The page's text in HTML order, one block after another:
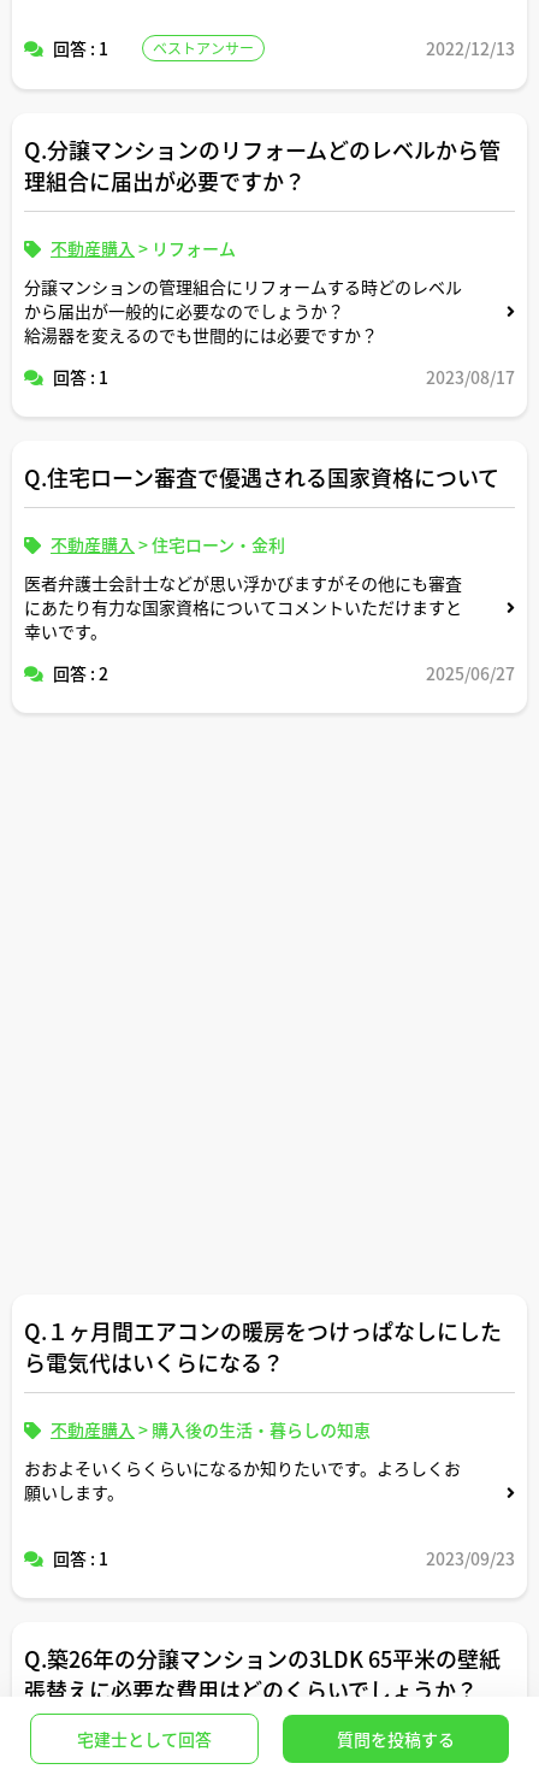
回答 : 1 ベストアンサー 2022/12/13
Q.分譲マンションのリフォームどのレベルから管
理組合に届出が必要ですか？
不動産購入 > リフォーム
分譲マンションの管理組合にリフォームする時どのレベル
から届出が一般的に必要なのでしょうか？
給湯器を変えるのでも世間的には必要ですか？
回答 : 1
2023/08/17
Q.住宅ローン審査で優遇される国家資格について
不動産購入 >住宅ローン・金利
医者弁護士会計士などが思い浮かびますがその他にも審査
にあたり有力な国家資格についてコメントいただけますと
幸いです。
回答 : 2
2025/06/27
Q.１ヶ月間エアコンの暖房をつけっぱなしにした
ら電気代はいくらになる？
不動産購入 > 購入後の生活・暮らしの知恵
おおよそいくらくらいになるか知りたいです。よろしくお
願いします。
回答 : 1 2023/09/23
Q.築26年の分譲マンションの3LDK 65平米の壁紙
張替えに必要な費用はどのくらいでしょうか？
不動産購入 >リフォーム
宅建士として回答 質問を投稿する